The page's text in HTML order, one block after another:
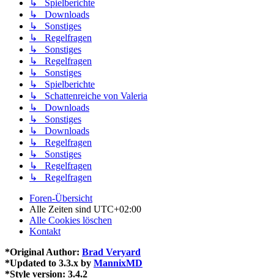
↳ Spielberichte
↳ Downloads
↳ Sonstiges
↳ Regelfragen
↳ Sonstiges
↳ Regelfragen
↳ Sonstiges
↳ Spielberichte
↳ Schattenreiche von Valeria
↳ Downloads
↳ Sonstiges
↳ Downloads
↳ Regelfragen
↳ Sonstiges
↳ Regelfragen
↳ Regelfragen
Foren-Übersicht
Alle Zeiten sind UTC+02:00
Alle Cookies löschen
Kontakt
*Original Author: Brad Veryard
*Updated to 3.3.x by MannixMD
*Style version: 3.4.2